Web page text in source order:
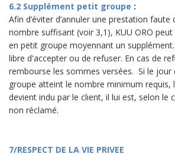
6.2 Supplément petit groupe :
Afin d’éviter d’annuler une prestation faute
nombre suffisant (voir 3,1), KUU ORO
en petit groupe moyennant un
libre d'accepter ou de refuser. En cas de
rembourse les sommes versées. Si le jour
groupe atteint le nombre minimum requis,
devient indu par le client, il lui est, selon le
non réclamé.
7/RESPECT DE LA VIE PRIVEE